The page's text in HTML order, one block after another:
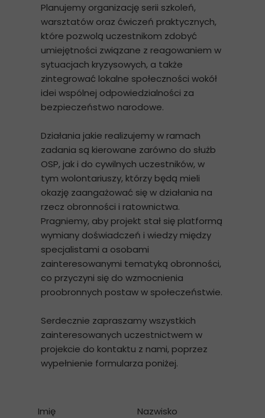
Imię Nazwisko
Planujemy organizację serii szkoleń,
warsztatów oraz ćwiczeń praktycznych,
które pozwolą uczestnikom zdobyć
umiejętności związane z reagowaniem w
sytuacjach kryzysowych, a także
zintegrować lokalne społeczności wokół
idei wspólnej odpowiedzialności za
bezpieczeństwo narodowe.
Działania jakie realizujemy w ramach
zadania są kierowane zarówno do służb
OSP, jak i do cywilnych uczestników, w
tym wolontariuszy, którzy będą mieli
okazję zaangażować się w działania na
rzecz obronności i ratownictwa.
Pragniemy, aby projekt stał się platformą
wymiany doświadczeń i wiedzy między
specjalistami a osobami
zainteresowanymi tematyką obronności,
co przyczyni się do wzmocnienia
proobronnych postaw w społeczeństwie.
Serdecznie zapraszamy wszystkich
zainteresowanych uczestnictwem w
projekcie do kontaktu z nami, poprzez
wypełnienie formularza poniżej.